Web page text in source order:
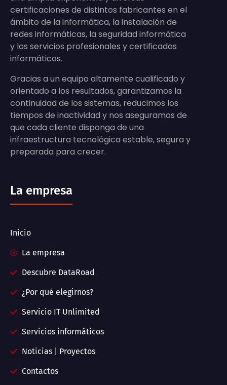
certificaciones de distintos fabricantes en el
ámbito de la informática, la instalación de
redes informáticas, la seguridad informática
y los servicios profesionales y certificados
informáticos.
Gracias a un equipo altamente cualificado y
orientado a los resultados, garantizamos la
continuidad de los sistemas, reducimos los
tiempos de inactividad y nos aseguramos de
que cada cliente disponga de una
infraestructura tecnológica estable, segura y
preparada para crecer.
La empresa
Inicio
La empresa
Descubre DataRoad
¿Por qué elegirnos?
Servicio IT Unlimited
Servicios informáticos
Noticias | Proyectos
Contactos